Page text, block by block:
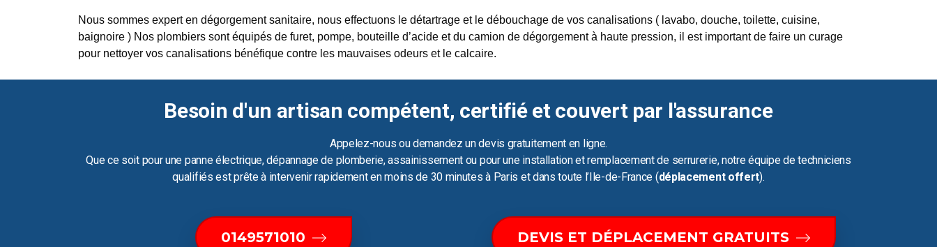
Nous sommes expert en dégorgement sanitaire, nous effectuons le détartrage et le débouchage de vos canalisations ( lavabo, douche, toilette, cuisine,
baignoire ) Nos plombiers sont équipés de furet, pompe, bouteille d’acide et du camion de dégorgement à haute pression, il est important de faire un curage
pour nettoyer vos canalisations bénéfique contre les mauvaises odeurs et le calcaire.
Besoin d'un artisan compétent, certifié et couvert par l'assurance
Appelez-nous ou demandez un devis gratuitement en ligne.
Que ce soit pour une panne électrique, dépannage de plomberie, assainissement ou pour une installation et remplacement de serrurerie, notre équipe de techniciens
qualifiés est prête à intervenir rapidement en moins de 30 minutes à Paris et dans toute l’Ile-de-France (déplacement offert).
0149571010 DEVIS ET DÉPLACEMENT GRATUITS